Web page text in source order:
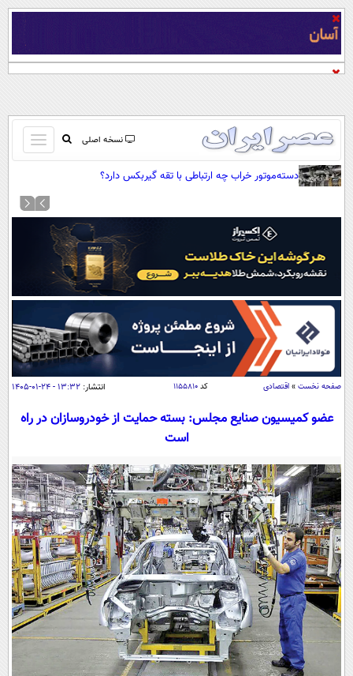
نسخه اصلی
باز
و
کردن
صفحه اول
آرشیو
نظرسنجی
آب و هوا
اوقات شرعی
سواد زندگی
اقتصاد
اقتصادی
خودرو
جامعه
اجتماعی
حوادث
سلامت
یک برش دانایی
محیط زیست
سفر و تفریح
ورزشی
بین الملل
سیاست خارجی
فرهنگ و هنر
علم و دانش
فناوری و It
علمی
اخبار کریپتو
قرآن
گوناگون
سرگرمی
باشگاه مغز
مجله تصویری سلاح
فیلم
اقتصاد
ورزش
عصر ایران 2
خواندنی ها و دیدنی ها
آموزش زبان
دسته‌موتور خراب چه ارتباطی با تقه گیربکس دارد؟
صفحه نخست » اقتصادی کد۱۱۵۵۸۱۰ انتشار: ۱۳:۳۲ - ۲۴-۰۱-۱۴۰۵
عضو کمیسیون صنایع مجلس: بسته حمایت از خودروسازان در راه
است